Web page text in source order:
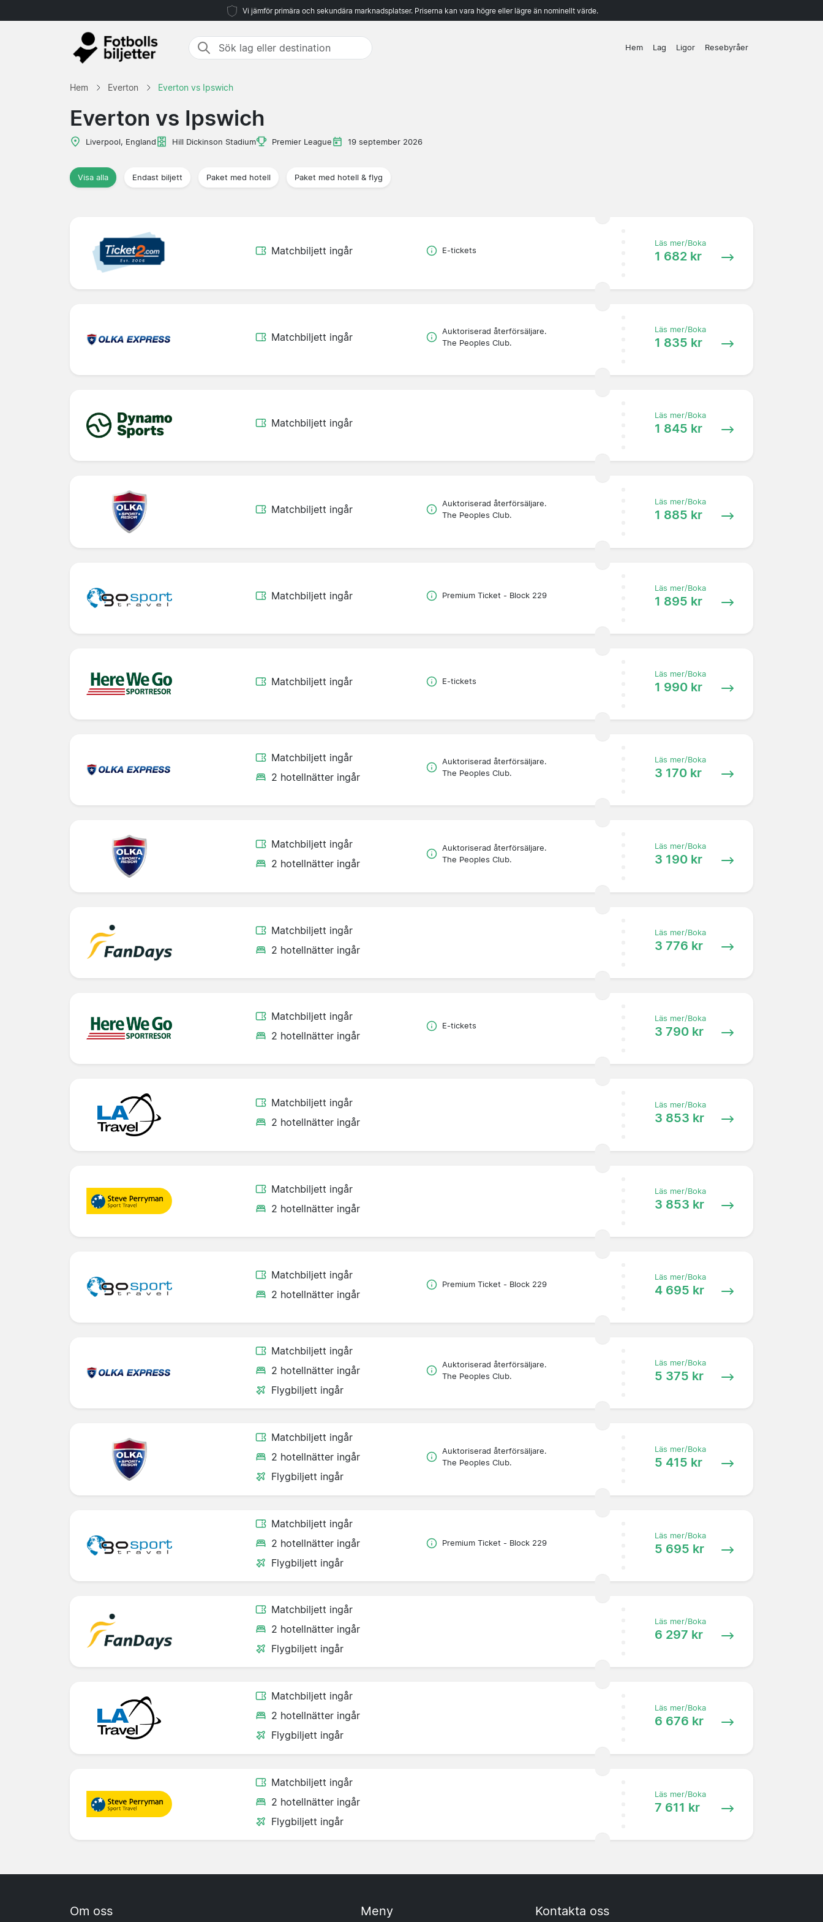
Vi jämför primära och sekundära marknadsplatser. Priserna kan vara högre eller lägre än nominellt värde.
Hem Lag Ligor Resebyråer
Hem Everton Everton vs Ipswich
Everton vs Ipswich
Liverpool, England Hill Dickinson Stadium Premier League 19 september 2026
Visa alla Endast biljett Paket med hotell Paket med hotell & flyg
Matchbiljett ingår E-tickets
Läs mer/Boka
1 682 kr
Matchbiljett ingår
Auktoriserad återförsäljare.
The Peoples Club.
Läs mer/Boka
1 835 kr
Matchbiljett ingår
Läs mer/Boka
1 845 kr
Matchbiljett ingår
Auktoriserad återförsäljare.
The Peoples Club.
Läs mer/Boka
1 885 kr
Matchbiljett ingår Premium Ticket - Block 229
Läs mer/Boka
1 895 kr
Matchbiljett ingår E-tickets
Läs mer/Boka
1 990 kr
Matchbiljett ingår
2 hotellnätter ingår
Auktoriserad återförsäljare.
The Peoples Club.
Läs mer/Boka
3 170 kr
Matchbiljett ingår
2 hotellnätter ingår
Auktoriserad återförsäljare.
The Peoples Club.
Läs mer/Boka
3 190 kr
Matchbiljett ingår
2 hotellnätter ingår
Läs mer/Boka
3 776 kr
Matchbiljett ingår
2 hotellnätter ingår
E-tickets
Läs mer/Boka
3 790 kr
Matchbiljett ingår
2 hotellnätter ingår
Läs mer/Boka
3 853 kr
Matchbiljett ingår
2 hotellnätter ingår
Läs mer/Boka
3 853 kr
Matchbiljett ingår
2 hotellnätter ingår
Premium Ticket - Block 229
Läs mer/Boka
4 695 kr
Matchbiljett ingår
2 hotellnätter ingår
Flygbiljett ingår
Auktoriserad återförsäljare.
The Peoples Club.
Läs mer/Boka
5 375 kr
Matchbiljett ingår
2 hotellnätter ingår
Flygbiljett ingår
Auktoriserad återförsäljare.
The Peoples Club.
Läs mer/Boka
5 415 kr
Matchbiljett ingår
2 hotellnätter ingår
Flygbiljett ingår
Premium Ticket - Block 229
Läs mer/Boka
5 695 kr
Matchbiljett ingår
2 hotellnätter ingår
Flygbiljett ingår
Läs mer/Boka
6 297 kr
Matchbiljett ingår
2 hotellnätter ingår
Flygbiljett ingår
Läs mer/Boka
6 676 kr
Matchbiljett ingår
2 hotellnätter ingår
Flygbiljett ingår
Läs mer/Boka
7 611 kr
Om oss Meny Kontakta oss